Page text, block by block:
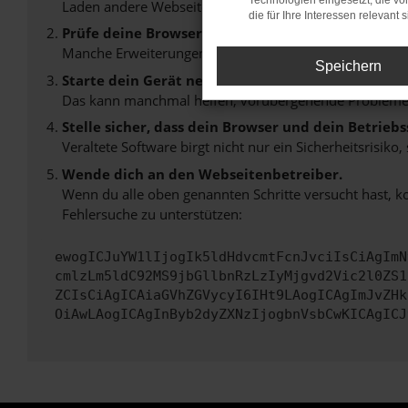
Laden andere Webseiten, zum Beispiel deine
Prüfe deine Browsererweiterungen.
Manche Erweiterungen, wie Werbeblocker, können
Starte dein Gerät neu.
Das kann manchmal helfen, vorübergehende
Stelle sicher, dass dein Browser und dein
Veraltete Software birgt nicht nur ein
Wende dich an den Webseitenbetreiber.
Wenn du alle oben genannten Schritte versucht hast,
Fehlersuche zu unterstützen:
die für Ihre Interessen relevant
Speichern